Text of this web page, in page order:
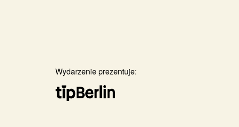
Wydarzenie prezentuje: